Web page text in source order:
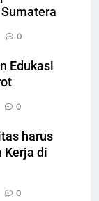
0
Edukasi
0
harus
Kerja di
0